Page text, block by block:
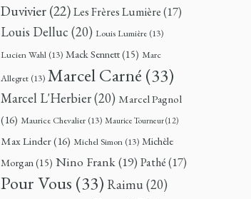
Duvivier(22)Les Frères Lumière(17)
Louis Delluc (20) Louis Lumière (13)
Lucien Wahl (13) Mack Sennett(15) Marc
Allegret (13) Marcel Carné (33)
Marcel L'Herbier(20) Marcel Pagnol
(16) Maurice Chevalier (13) Maurice Tourneur(12)
Max Linder(16) Michel Simon (13) Michèle
Morgan(15) Nino Frank(19) Pathé(17)
Pour Vous (33) Raimu(20)